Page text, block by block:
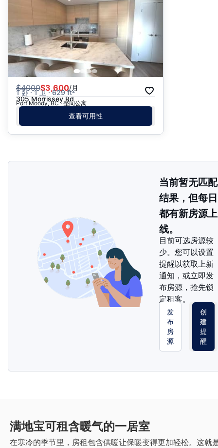
$4000$3,600/月
1 卧 · 1 卫 · 629 ft²
305 Morrissey Rd
Port Moody, BC · 整间公寓
查看可用性
当前暂无匹配
结果，但每日
都有新房源上
线。
目前可选房源较
少。您可以设置
提醒以获取上新
通知，或立即发
布房源，抢先锁
定租客。
发
布
房
源
创
建
提
醒
满地宝可租含暖气的一居室
在寒冷的季节里，房租包含供暖让保暖变得更加轻松。这就